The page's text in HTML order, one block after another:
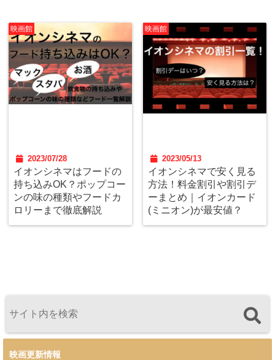
映画館
2023/07/28
イオンシネマはフードの
持ち込みOK？ポップコー
ンの味の種類やフードカ
ロリーまで徹底解説
映画館
2023/05/13
イオンシネマで安く見る
方法！料金割引や割引デ
ーまとめ｜イオンカード
(ミニオン)が最安値？
映画更新情報